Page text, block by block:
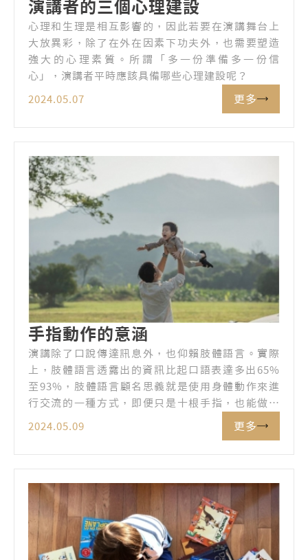
演講者的三個心理建設
心理和生理是相互影響的，因此若要在演講舞台上
大放異彩，除了在外在因素下功夫外，也需要塑造
強大的心理素質。所謂「多一份準備多一份信
心」，演講者平時應該具備哪些心理建設呢？
2024.05.07 更多
手指動作的意涵
演講除了口說傳達訊息外，也仰賴肢體語言。實際
上，肢體語言透露出的資訊比起口語表達多出65%
至93%，肢體語言顧名思義就是使用身體動作來進
行交流的一種方式，即便只是十根手指，也能做出
千變萬化的訊息。以下介紹一些常見的手指動作與
2024.05.09 更多